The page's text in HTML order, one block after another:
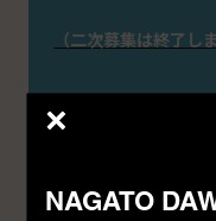
（二次募集は終了し
NAGATO